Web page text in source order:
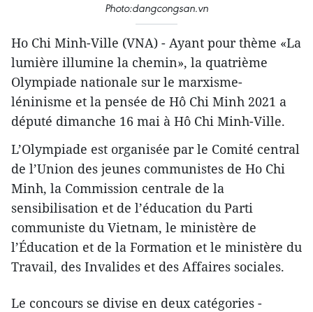
Photo:dangcongsan.vn
Ho Chi Minh-Ville (VNA) - Ayant pour thème «La
lumière illumine la chemin», la quatrième
Olympiade nationale sur le marxisme-
léninisme et la pensée de Hô Chi Minh 2021 a
député dimanche 16 mai à Hô Chi Minh-Ville.
L’Olympiade est organisée par le Comité central
de l’Union des jeunes communistes de Ho Chi
Minh, la Commission centrale de la
sensibilisation et de l’éducation du Parti
communiste du Vietnam, le ministère de
l’Éducation et de la Formation et le ministère du
Travail, des Invalides et des Affaires sociales.
Le concours se divise en deux catégories -